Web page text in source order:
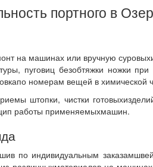
портного в
на машинах или вручную
пуговиц безобтяжки ножки
номерам вещей в химической
штопки, чистки
работы применяемыхмашин.
по индивидуальным